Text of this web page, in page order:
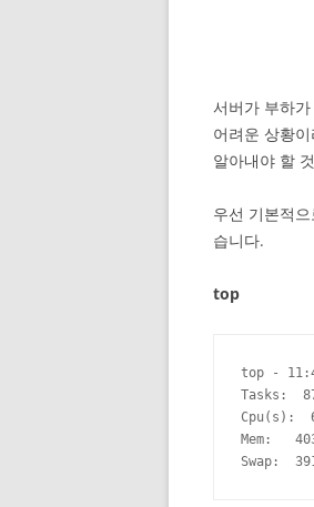
서버가 부하
어려운 상황
알아내야 할
우선 기본적
습니다.
top
top -
Tasks:
Cpu(s):
Mem:
Swap: